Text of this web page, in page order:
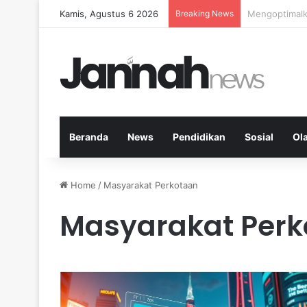
Kamis, Agustus 6 2026 Breaking News Kardio
Beranda News Pendidikan Sosial
Home / Masyarakat Perkotaan
Masyarakat